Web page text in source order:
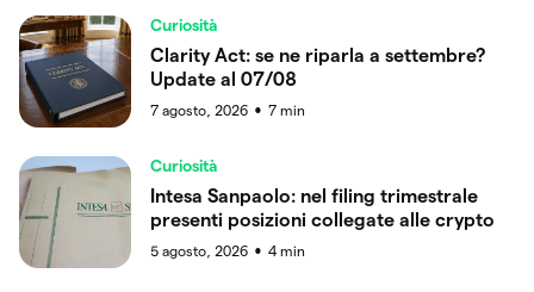
Curiosità
Clarity Act: se ne riparla a settembre?
Update al 07/08
7 agosto, 2026 ● 7 min
Curiosità
Intesa Sanpaolo: nel filing trimestrale
presenti posizioni collegate alle crypto
5 agosto, 2026 ● 4 min